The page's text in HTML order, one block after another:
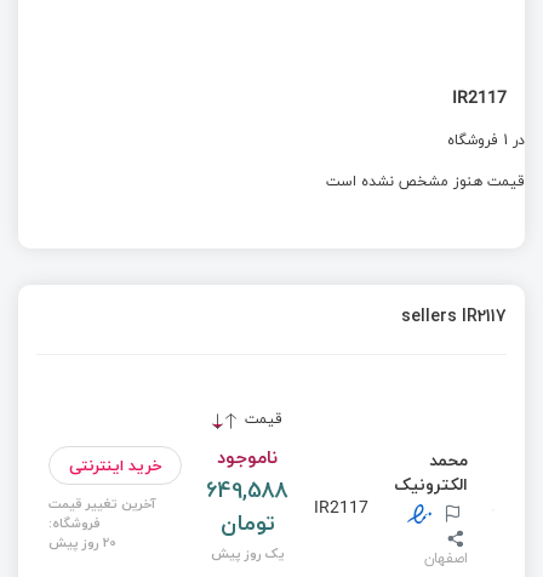
IR2117
در 1 فروشگاه
قیمت هنوز مشخص نشده است
sellers IR2117
قیمت
محمد
الکترونیک
اصفهان
IR2117
ناموجود
649,588
تومان
یک روز پیش
خرید اینترنتی
آخرین تغییر قیمت
فروشگاه:
20 روز پیش